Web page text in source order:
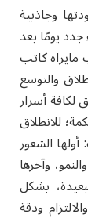
وجاذبية
يومًا بعد
مايراه كاتب
والتوسع
أسرار
للانطلاق
الشعور
وآخرها
بشكل
ودقة